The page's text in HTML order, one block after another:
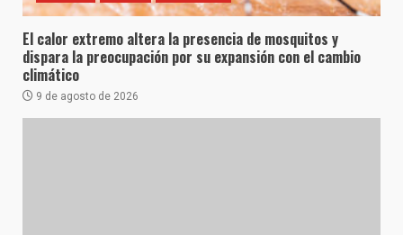
El calor extremo altera la presencia de mosquitos y
dispara la preocupación por su expansión con el cambio
climático
9 de agosto de 2026